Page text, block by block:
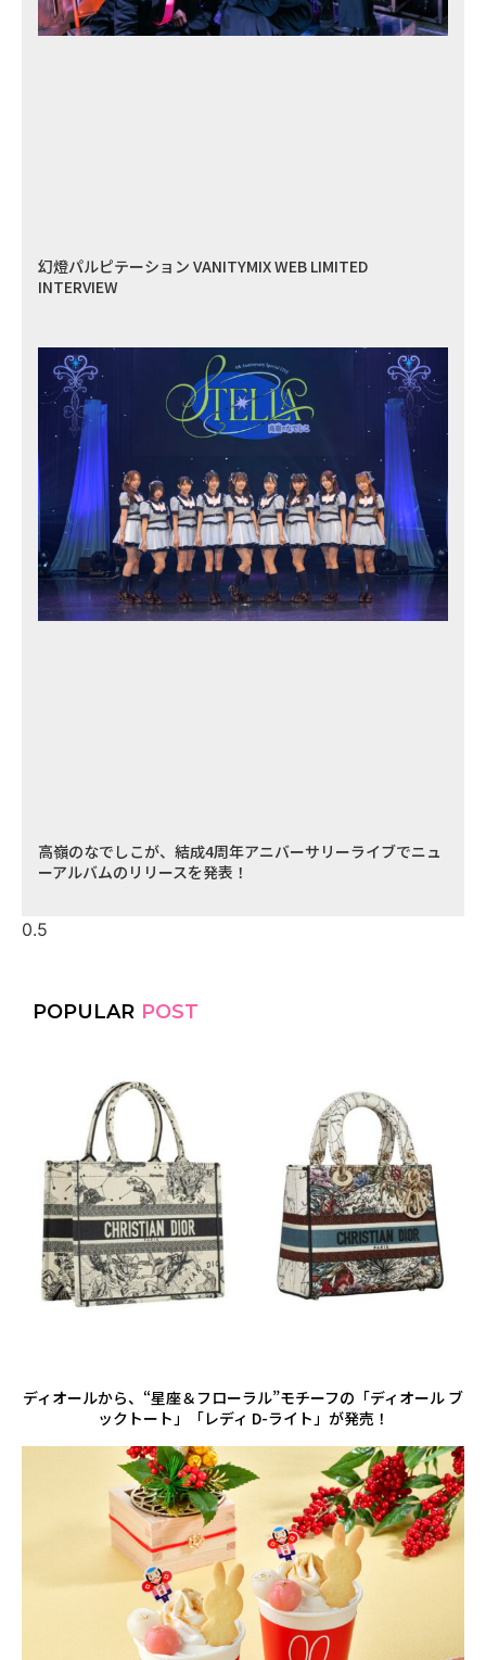
幻燈パルピテーション VANITYMIX WEB LIMITED
INTERVIEW
高嶺のなでしこが、結成4周年アニバーサリーライブでニュ
ーアルバムのリリースを発表！
POPULAR POST
ディオールから、“星座＆フローラル”モチーフの「ディオール ブ
ックトート」「レディ D-ライト」が発売！